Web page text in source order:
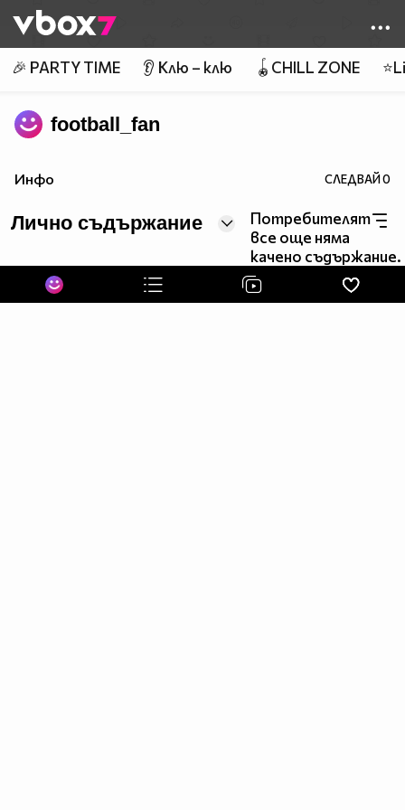
👾
🎉 PARTY TIME 👂 Клю – клю 🪀CHILL ZONE
football_fan
Инфо СЛЕДВАЙ0
Лично съдържание
Потребителят
все още няма
качено съдържание.